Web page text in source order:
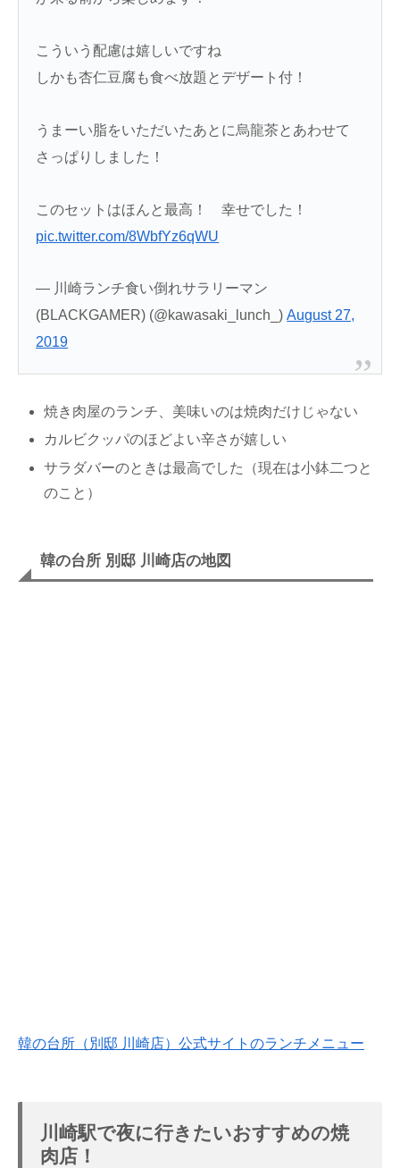
こういう配慮は嬉しいですね
しかも杏仁豆腐も食べ放題とデザート付！
うまーい脂をいただいたあとに烏龍茶とあわせて
さっぱりしました！
このセットはほんと最高！ 幸せでした！
pic.twitter.com/8WbfYz6qWU
— 川崎ランチ食い倒れサラリーマン
(BLACKGAMER) (@kawasaki_lunch_)August 27,
2019
焼き肉屋のランチ、美味いのは焼肉だけじゃない
カルビクッパのほどよい辛さが嬉しい
サラダバーのときは最高でした（現在は小鉢二つと
のこと）
韓の台所 別邸 川崎店の地図
韓の台所（別邸 川崎店）公式サイトのランチメニュー
川崎駅で夜に行きたいおすすめの焼
肉店！